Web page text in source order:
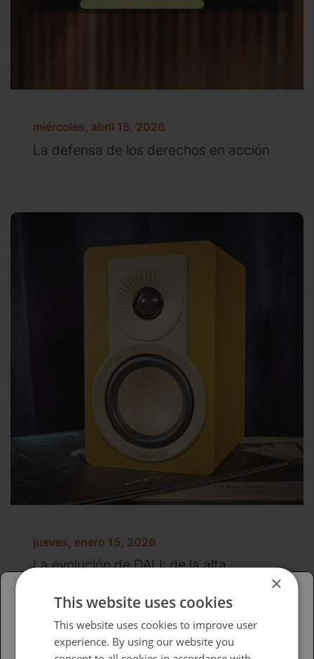
miércoles, abril 15, 2026
La defensa de los derechos en acción
jueves, enero 15, 2026
La evolución de DALI: de la alta
fidelidad a la instalación personalizada
Please select your region/language
British
×
This website uses cookies
This website uses cookies to improve user
experience. By using our website you